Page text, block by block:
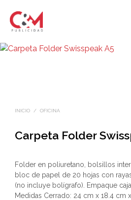
INICIO / OFICINA
Carpeta Folder
Folder en poliuretano, bolsillos
bloc de papel de 20 hojas con
(no incluye bolígrafo). Empaque caja
Medidas Cerrado: 24 cm x 18.4 cm